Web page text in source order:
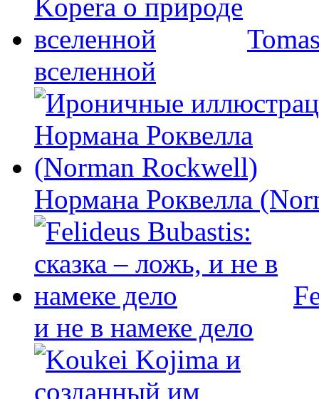
вселенной
Нормана Роквелла
и не в намеке дело